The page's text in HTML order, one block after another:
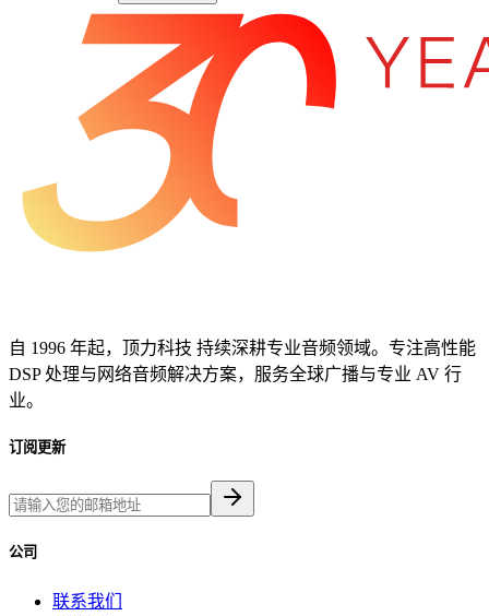
自 1996 年起，顶力科技 持续深耕专业音频领域。专注高性能
DSP 处理与网络音频解决方案，服务全球广播与专业 AV 行
业。
订阅更新
公司
联系我们